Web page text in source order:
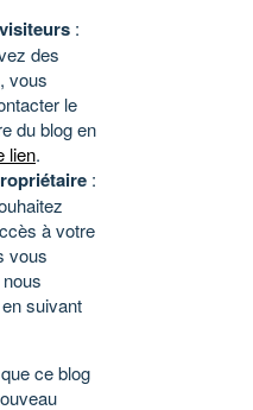
:
des
vous
le
du blog en
lien.
:
à votre
vous
suivant
ce blog